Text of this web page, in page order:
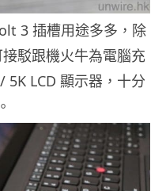
3 插槽用途多多，除
駁跟機火牛為電腦充
5K LCD 顯示器，十分